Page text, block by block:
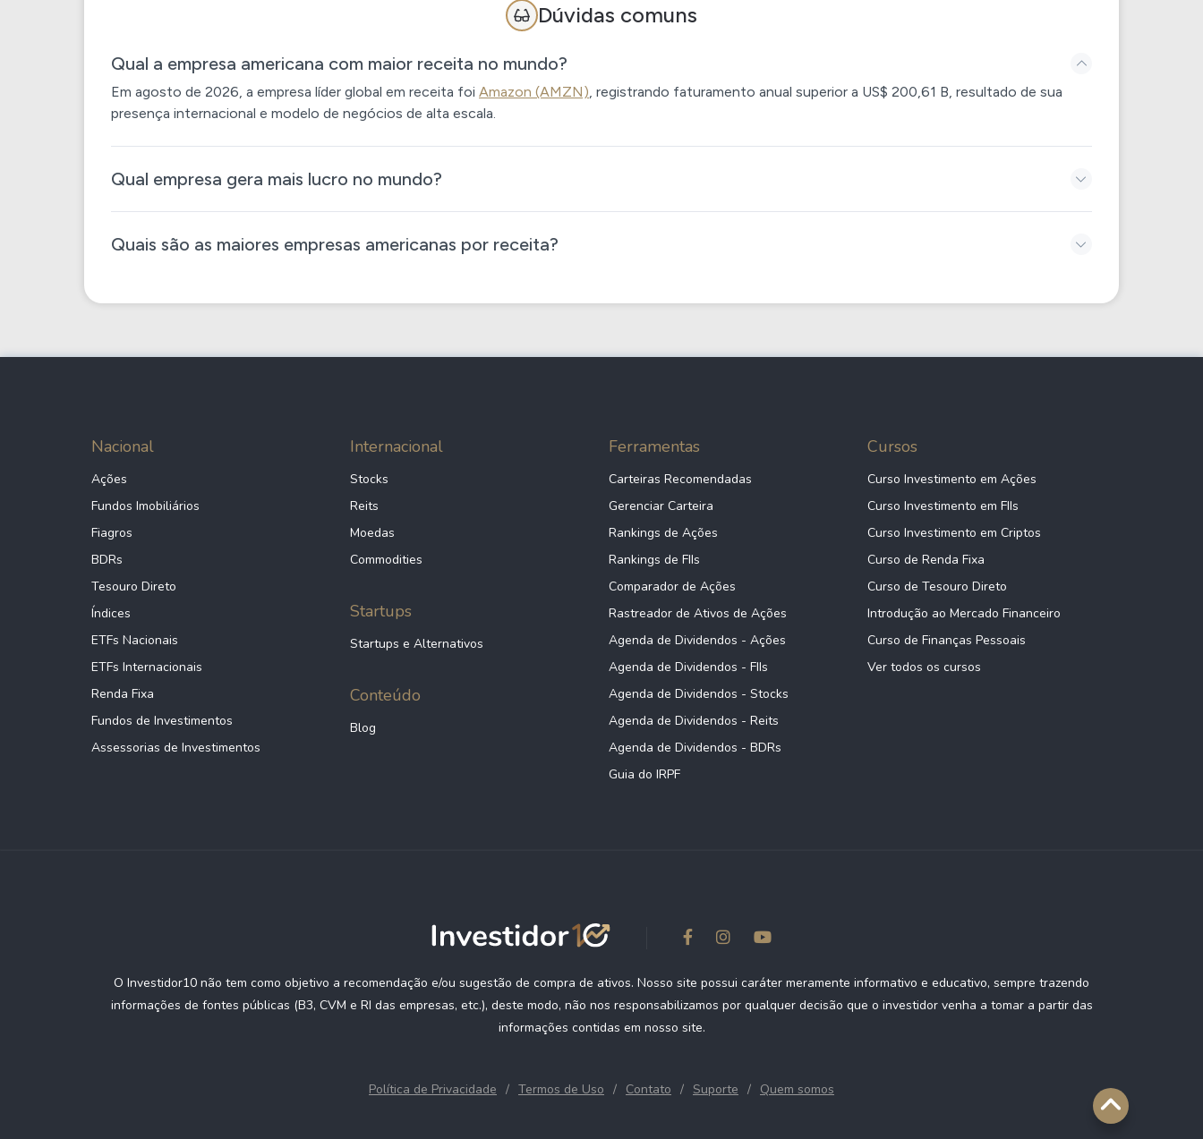
Dúvidas comuns
Qual a empresa americana com maior receita no mundo?
Em agosto de 2026, a empresa líder global em receita foi Amazon (AMZN), registrando faturamento anual superior a US$ 200,61 B, resultado de sua
presença internacional e modelo de negócios de alta escala.
Qual empresa gera mais lucro no mundo?
Quais são as maiores empresas americanas por receita?
Nacional
Ações
Fundos Imobiliários
Fiagros
BDRs
Tesouro Direto
Índices
ETFs Nacionais
ETFs Internacionais
Renda Fixa
Fundos de Investimentos
Assessorias de Investimentos
Internacional
Stocks
Reits
Moedas
Commodities
Startups
Startups e Alternativos
Conteúdo
Blog
Ferramentas
Carteiras Recomendadas
Gerenciar Carteira
Rankings de Ações
Rankings de FIIs
Comparador de Ações
Rastreador de Ativos de Ações
Agenda de Dividendos - Ações
Agenda de Dividendos - FIIs
Agenda de Dividendos - Stocks
Agenda de Dividendos - Reits
Agenda de Dividendos - BDRs
Guia do IRPF
Cursos
Curso Investimento em Ações
Curso Investimento em FIIs
Curso Investimento em Criptos
Curso de Renda Fixa
Curso de Tesouro Direto
Introdução ao Mercado Financeiro
Curso de Finanças Pessoais
Ver todos os cursos
O Investidor10 não tem como objetivo a recomendação e/ou sugestão de compra de ativos. Nosso site possui caráter meramente informativo e educativo, sempre trazendo
informações de fontes públicas (B3, CVM e RI das empresas, etc.), deste modo, não nos responsabilizamos por qualquer decisão que o investidor venha a tomar a partir das
informações contidas em nosso site.
Política de Privacidade Termos de Uso Contato Suporte Quem somos